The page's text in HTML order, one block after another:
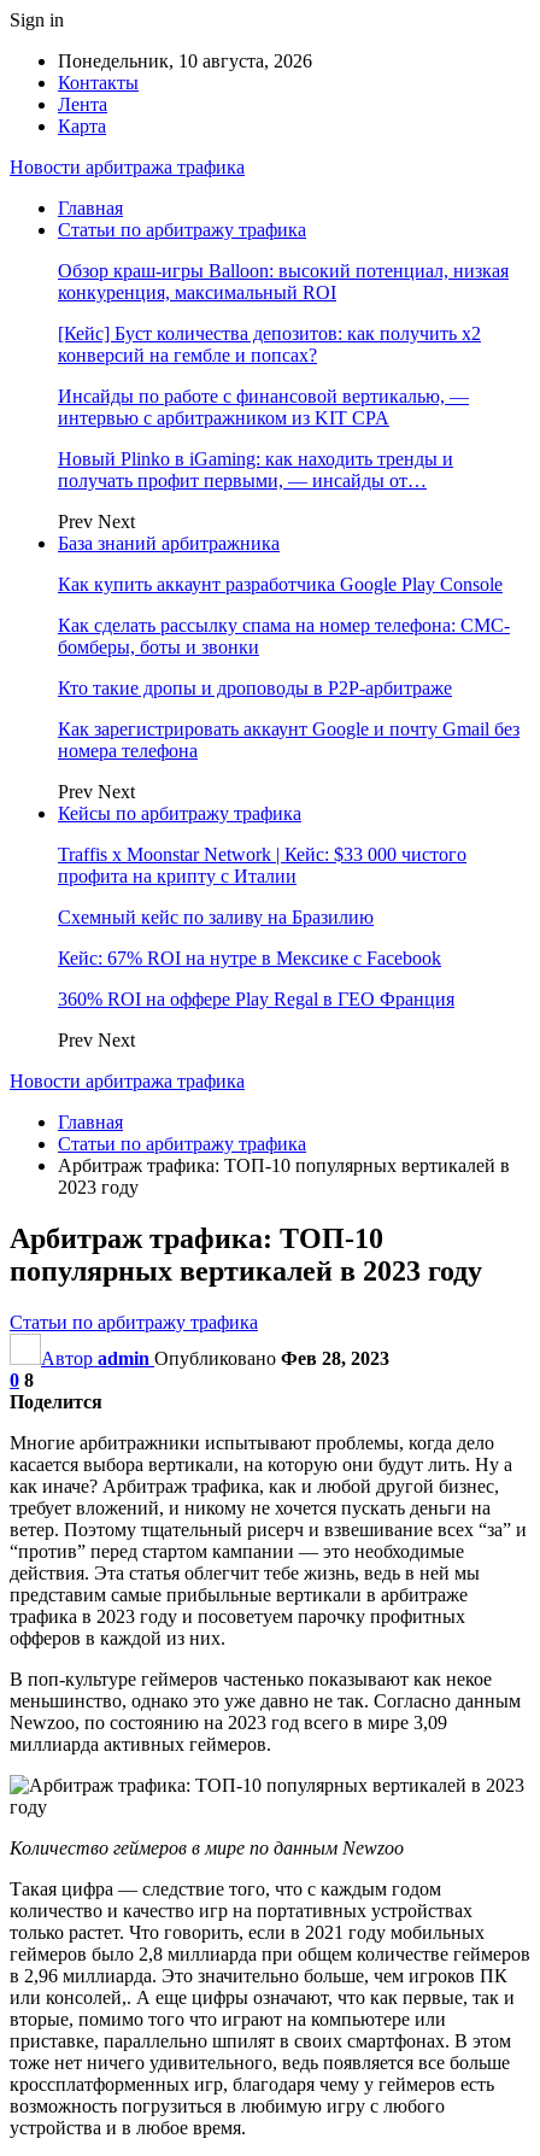
Sign in
Понедельник, 10 августа, 2026
Контакты
Лента
Карта
Новости арбитража трафика
Главная
Статьи по арбитражу трафика
Обзор краш-игры Balloon: высокий потенциал, низкая
конкуренция, максимальный ROI
[Кейс] Буст количества депозитов: как получить х2
конверсий на гембле и попсах?
Инсайды по работе с финансовой вертикалью, —
интервью с арбитражником из KIT CPA
Новый Plinko в iGaming: как находить тренды и
получать профит первыми, — инсайды от…
Prev Next
База знаний арбитражника
Как купить аккаунт разработчика Google Play Console
Как сделать рассылку спама на номер телефона: СМС-
бомберы, боты и звонки
Кто такие дропы и дроповоды в P2P-арбитраже
Как зарегистрировать аккаунт Google и почту Gmail без
номера телефона
Prev Next
Кейсы по арбитражу трафика
Traffis x Moonstar Network | Кейс: $33 000 чистого
профита на крипту с Италии
Схемный кейс по заливу на Бразилию
Кейс: 67% ROI на нутре в Мексике с Facebook
360% ROI на оффере Play Regal в ГЕО Франция
Prev Next
Новости арбитража трафика
Главная
Статьи по арбитражу трафика
Арбитраж трафика: ТОП-10 популярных вертикалей в
2023 году
Арбитраж трафика: ТОП-10
популярных вертикалей в 2023 году
Статьи по арбитражу трафика
Автор admin Опубликовано Фев 28, 2023
0 8
Поделится
Многие арбитражники испытывают проблемы, когда дело
касается выбора вертикали, на которую они будут лить. Ну а
как иначе? Арбитраж трафика, как и любой другой бизнес,
требует вложений, и никому не хочется пускать деньги на
ветер. Поэтому тщательный рисерч и взвешивание всех “за” и
“против” перед стартом кампании — это необходимые
действия. Эта статья облегчит тебе жизнь, ведь в ней мы
представим самые прибыльные вертикали в арбитраже
трафика в 2023 году и посоветуем парочку профитных
офферов в каждой из них.
В поп-культуре геймеров частенько показывают как некое
меньшинство, однако это уже давно не так. Согласно данным
Newzoo, по состоянию на 2023 год всего в мире 3,09
миллиарда активных геймеров.
Количество геймеров в мире по данным Newzoo
Такая цифра — следствие того, что с каждым годом
количество и качество игр на портативных устройствах
только растет. Что говорить, если в 2021 году мобильных
геймеров было 2,8 миллиарда при общем количестве геймеров
в 2,96 миллиарда. Это значительно больше, чем игроков ПК
или консолей,. А еще цифры означают, что как первые, так и
вторые, помимо того что играют на компьютере или
приставке, параллельно шпилят в своих смартфонах. В этом
тоже нет ничего удивительного, ведь появляется все больше
кроссплатформенных игр, благодаря чему у геймеров есть
возможность погрузиться в любимую игру с любого
устройства и в любое время.